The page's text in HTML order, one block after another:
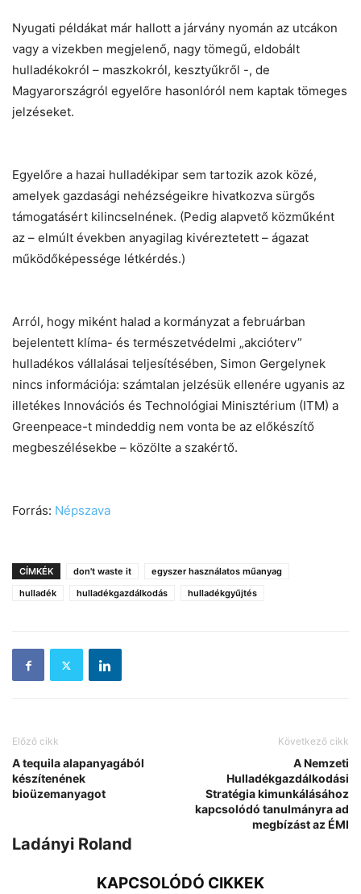
Nyugati példákat már hallott a járvány nyomán az utcákon
vagy a vizekben megjelenő, nagy tömegű, eldobált
hulladékokról – maszkokról, kesztyűkről -, de
Magyarországról egyelőre hasonlóról nem kaptak tömeges
jelzéseket.
Egyelőre a hazai hulladékipar sem tartozik azok közé,
amelyek gazdasági nehézségeikre hivatkozva sürgős
támogatásért kilincselnének. (Pedig alapvető közműként
az – elmúlt években anyagilag kivéreztetett – ágazat
működőképessége létkérdés.)
Arról, hogy miként halad a kormányzat a februárban
bejelentett klíma- és természetvédelmi „akcióterv”
hulladékos vállalásai teljesítésében, Simon Gergelynek
nincs információja: számtalan jelzésük ellenére ugyanis az
illetékes Innovációs és Technológiai Minisztérium (ITM) a
Greenpeace-t mindeddig nem vonta be az előkészítő
megbeszélésekbe – közölte a szakértő.
Forrás: Népszava
CÍMKÉK don't waste it
egyszer használatos műanyag
hulladék
hulladékgazdálkodás hulladékgyűjtés
Előző cikk
A tequila alapanyagából
készítenének
bioüzemanyagot
Következő cikk
A Nemzeti
Hulladékgazdálkodási
Stratégia kimunkálásához
kapcsolódó tanulmányra ad
megbízást az ÉMI
Ladányi Roland
KAPCSOLÓDÓ CIKKEK